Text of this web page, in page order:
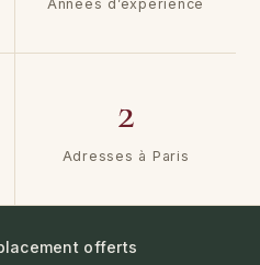
Années d’expérience
2
Adresses à Paris
offerts